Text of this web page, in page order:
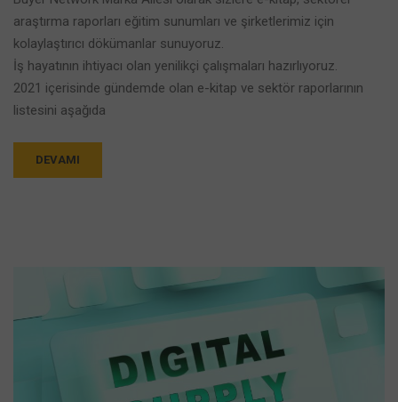
araştırma raporları eğitim sunumları ve şirketlerimiz için
kolaylaştırıcı dökümanlar sunuyoruz.
İş hayatının ihtiyacı olan yenilikçi çalışmaları hazırlıyoruz.
2021 içerisinde gündemde olan e-kitap ve sektör raporlarının
listesini aşağıda
DEVAMI